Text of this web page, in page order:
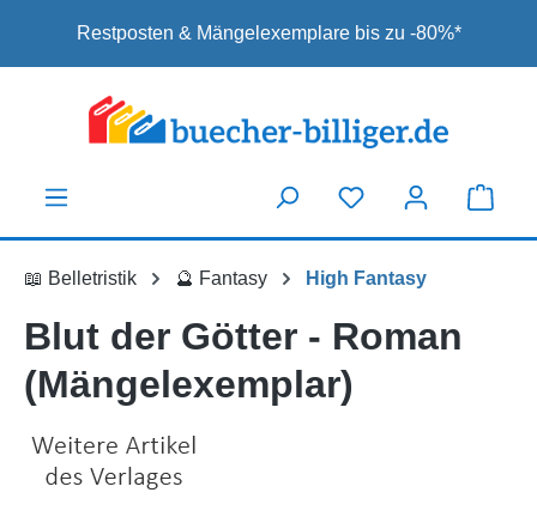
Zum Hauptinhalt springen
Restposten & Mängelexemplare bis zu -80%*
📖 Belletristik 🔮 Fantasy High Fantasy
Blut der Götter - Roman
(Mängelexemplar)